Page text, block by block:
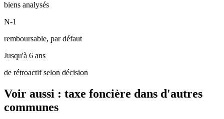
biens analysés
N-1
remboursable, par défaut
Jusqu'à 6 ans
de rétroactif selon décision
Voir aussi : taxe foncière dans d'autres
communes